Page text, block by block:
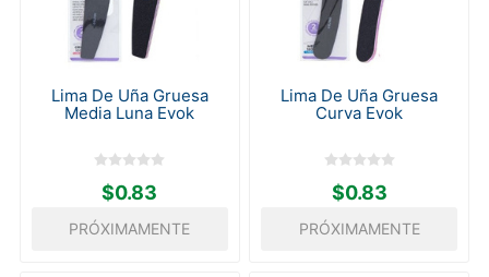
Lima De Uña Gruesa
Media Luna Evok
$0.83
PRÓXIMAMENTE
Lima De Uña Gruesa
Curva Evok
$0.83
PRÓXIMAMENTE